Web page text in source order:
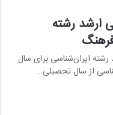
ارشد رشته
ایران‌شناسی برای سال